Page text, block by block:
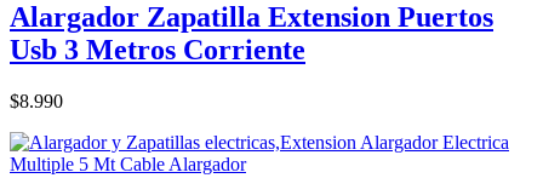
Alargador Zapatilla Extension Puertos
Usb 3 Metros Corriente
$8.990